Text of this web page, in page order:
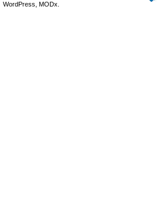
WordPress, MODx.